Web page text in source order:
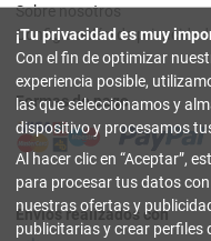
Sobre nosotros
Configuración de privacidad
Formas de pago
Envíos realizados con
¡Tu privacidad es muy
Con el fin de optimizar
experiencia posible,
las que seleccionamos y
dispositivo y procesamos
Al hacer clic en Aceptar ,
para procesar tus datos
nuestras ofertas y
publicitarias y crear perfiles